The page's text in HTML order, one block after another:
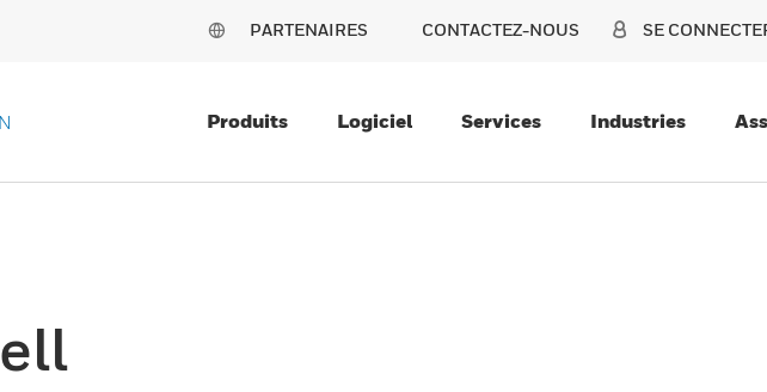
PARTENAIRES CONTACTEZ-NOUS SE
Produits Logiciel Services Industries